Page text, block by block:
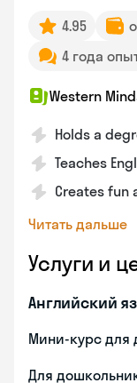
4.95
4 года
Western
Holds a
Teaches
Creates fun
Читать дальше
Услуги и
Английский
Мини-курс для
Для